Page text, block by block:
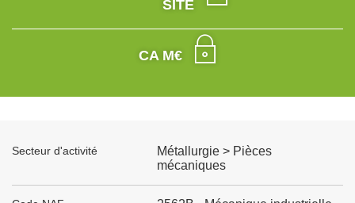
SITE
CA M€
Secteur d'activité
Métallurgie > Pièces
mécaniques